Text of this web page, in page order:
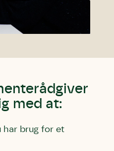
med at:
har brug for et